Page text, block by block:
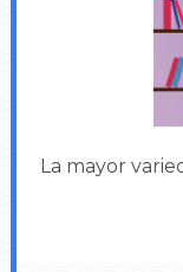
La mayor